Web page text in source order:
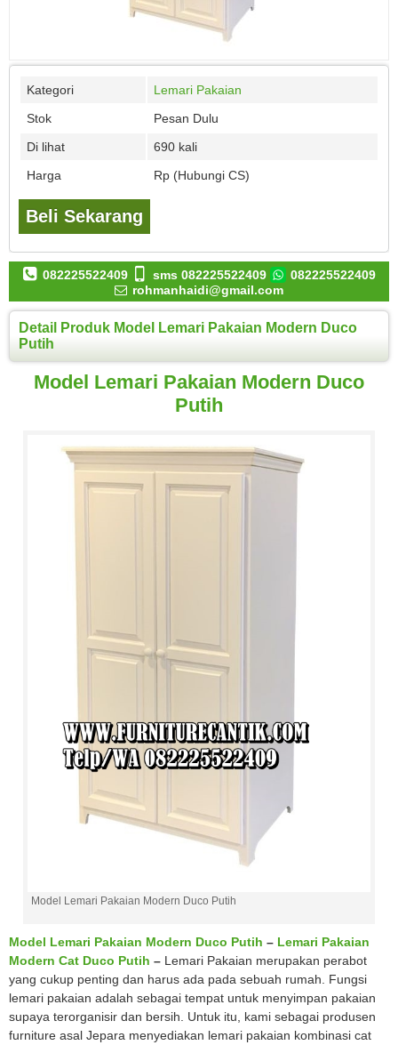
Kategori
Lemari Pakaian
Stok
Pesan Dulu
Di lihat
690 kali
Harga
Rp (Hubungi CS)
Beli Sekarang
082225522409 sms 082225522409
082225522409
rohmanhaidi@gmail.com
Detail Produk Model Lemari Pakaian Modern Duco
Putih
Model Lemari Pakaian Modern Duco
Putih
Model Lemari Pakaian Modern Duco Putih
Model Lemari Pakaian Modern Duco Putih – Lemari Pakaian
Modern Cat Duco Putih – Lemari Pakaian merupakan perabot
yang cukup penting dan harus ada pada sebuah rumah. Fungsi
lemari pakaian adalah sebagai tempat untuk menyimpan pakaian
supaya terorganisir dan bersih. Untuk itu, kami sebagai produsen
furniture asal Jepara menyediakan lemari pakaian kombinasi cat